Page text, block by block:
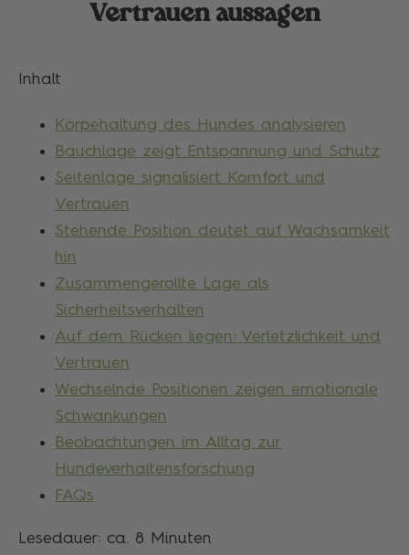
Vertrauen aussagen
Inhalt
Körpehaltung des Hundes analysieren
Bauchlage zeigt Entspannung und Schutz
Seitenlage signalisiert Komfort und
Vertrauen
Stehende Position deutet auf Wachsamkeit
hin
Zusammengerollte Lage als
Sicherheitsverhalten
Auf dem Rücken liegen: Verletzlichkeit und
Vertrauen
Wechselnde Positionen zeigen emotionale
Schwankungen
Beobachtungen im Alltag zur
Hundeverhaltensforschung
FAQs
Lesedauer: ca. 8
Minuten